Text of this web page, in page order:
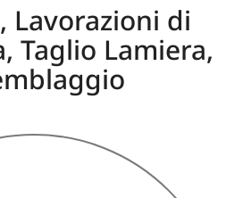
Lavorazioni di
Taglio Lamiera,